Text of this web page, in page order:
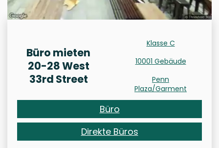
Büro mieten
20-28 West
33rd Street
Klasse C
10001 Gebäude
Penn
Plaza/Garment
Büro
Direkte Büros